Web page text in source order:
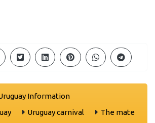
Information
Uruguay carnival
The mate